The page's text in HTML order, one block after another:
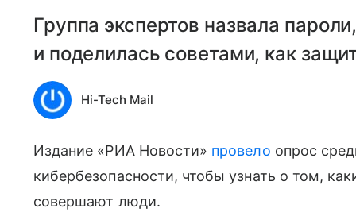
Группа экспертов назвала
и поделилась советами, как
Hi-Tech Mail
Издание «РИА Новости» провело опрос
кибербезопасности, чтобы узнать о том,
совершают люди.